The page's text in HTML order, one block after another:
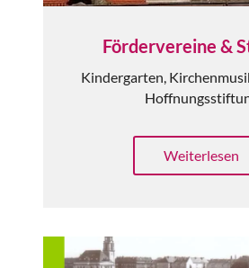
Fördervereine &
Kindergarten,
Weiterlesen